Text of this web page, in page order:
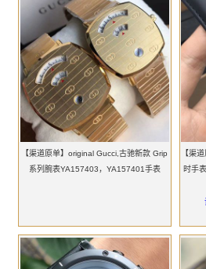
【渠道原单】original Gucci,‌古驰‌新款 Grip‌
系列腕表YA157403，YA157401手表
【渠
时手